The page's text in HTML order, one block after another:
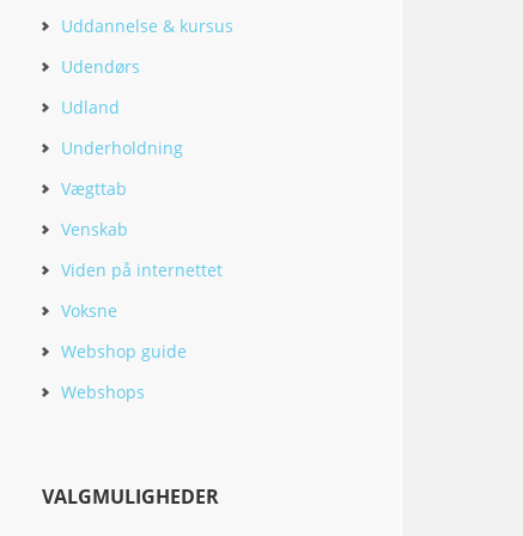
Uddannelse & kursus
Udendørs
Udland
Underholdning
Vægttab
Venskab
Viden på internettet
Voksne
Webshop guide
Webshops
VALGMULIGHEDER